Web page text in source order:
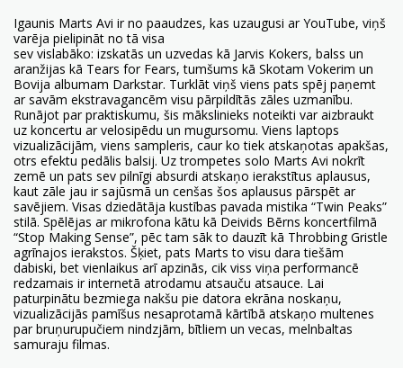
Igaunis Marts Avi ir no paaudzes, kas uzaugusi ar YouTube, viņš
varēja pielipināt no tā visa
sev vislabāko: izskatās un uzvedas kā Jarvis Kokers, balss un
aranžijas kā Tears for Fears, tumšums kā Skotam Vokerim un
Bovija albumam Darkstar. Turklāt viņš viens pats spēj paņemt
ar savām ekstravagancēm visu pārpildītās zāles uzmanību.
Runājot par praktiskumu, šis mākslinieks noteikti var aizbraukt
uz koncertu ar velosipēdu un mugursomu. Viens laptops
vizualizācijām, viens sampleris, caur ko tiek atskaņotas apakšas,
otrs efektu pedālis balsij. Uz trompetes solo Marts Avi nokrīt
zemē un pats sev pilnīgi absurdi atskaņo ierakstītus aplausus,
kaut zāle jau ir sajūsmā un cenšas šos aplausus pārspēt ar
savējiem. Visas dziedātāja kustības pavada mistika “Twin Peaks”
stilā. Spēlējas ar mikrofona kātu kā Deivids Bērns koncertfilmā
“Stop Making Sense”, pēc tam sāk to dauzīt kā Throbbing Gristle
agrīnajos ierakstos. Šķiet, pats Marts to visu dara tiešām
dabiski, bet vienlaikus arī apzinās, cik viss viņa performancē
redzamais ir internetā atrodamu atsauču atsauce. Lai
paturpinātu bezmiega nakšu pie datora ekrāna noskaņu,
vizualizācijās pamīšus nesaprotamā kārtībā atskaņo multenes
par bruņurupučiem nindzjām, bītliem un vecas, melnbaltas
samuraju filmas.